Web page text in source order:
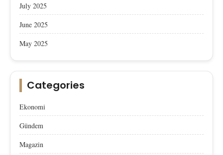
July 2025
June 2025
May 2025
Categories
Ekonomi
Gündem
Magazin